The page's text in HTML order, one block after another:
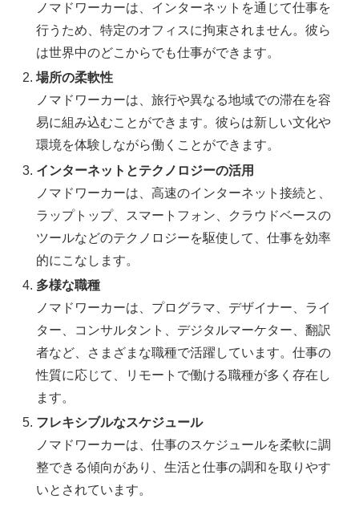
ノマドワーカーは、インターネットを通じて仕事を
行うため、特定のオフィスに拘束されません。彼ら
は世界中のどこからでも仕事ができます。
場所の柔軟性
ノマドワーカーは、旅行や異なる地域での滞在を容
易に組み込むことができます。彼らは新しい文化や
環境を体験しながら働くことができます。
インターネットとテクノロジーの活用
ノマドワーカーは、高速のインターネット接続と、
ラップトップ、スマートフォン、クラウドベースの
ツールなどのテクノロジーを駆使して、仕事を効率
的にこなします。
多様な職種
ノマドワーカーは、プログラマ、デザイナー、ライ
ター、コンサルタント、デジタルマーケター、翻訳
者など、さまざまな職種で活躍しています。仕事の
性質に応じて、リモートで働ける職種が多く存在し
ます。
フレキシブルなスケジュール
ノマドワーカーは、仕事のスケジュールを柔軟に調
整できる傾向があり、生活と仕事の調和を取りやす
いとされています。